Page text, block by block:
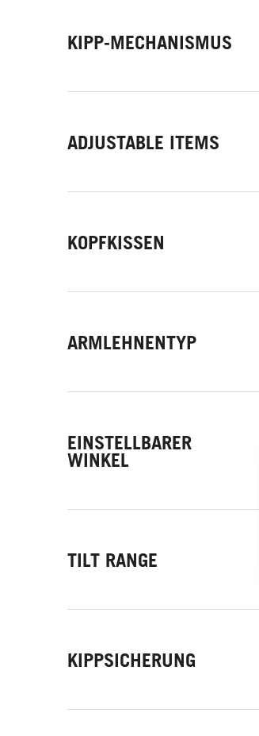
KIPP-MECHANISMUS
ADJUSTABLE ITEMS
KOPFKISSEN
ARMLEHNENTYP
EINSTELLBARER
WINKEL
TILT RANGE
KIPPSICHERUNG